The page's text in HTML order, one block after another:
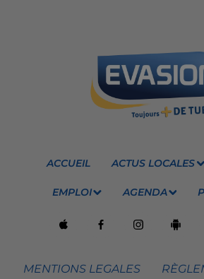
ACCUEIL ACTUS LOCALES
EMPLOI AGENDA
MENTIONS LEGALES